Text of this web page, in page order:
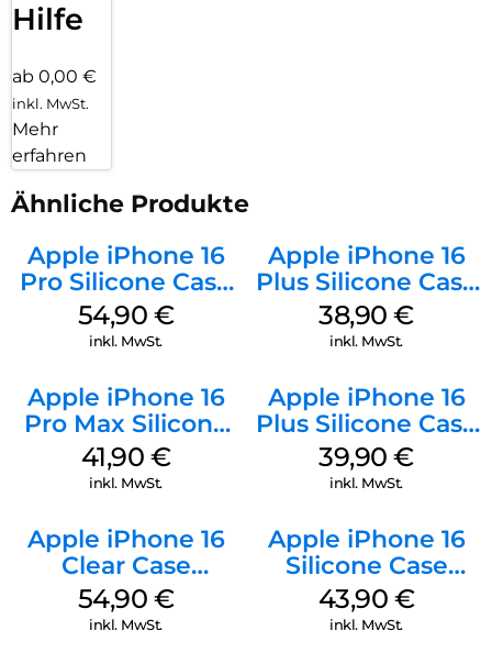
Hilfe
ab 0,00 €
inkl. MwSt.
Mehr
erfahren
Ähnliche Produkte
Apple iPhone 16
Pro Silicone Case
MagSafe Black
54,90 €
inkl. MwSt.
Apple iPhone 16
Plus Silicone Case
MagSafe Denim
38,90€
inkl. MwSt.
Apple iPhone 16
Pro Max Silicone
Case MagSafe
Ultramarine
41,90 €
inkl. MwSt.
Apple iPhone 16
Plus Silicone Case
MagSafe Plum
39,90€
inkl. MwSt.
Apple iPhone 16
Clear Case
MagSafe
Transparent
54,90 €
inkl. MwSt.
Apple iPhone 16
Silicone Case
MagSafe Plum
43,90 €
inkl. MwSt.